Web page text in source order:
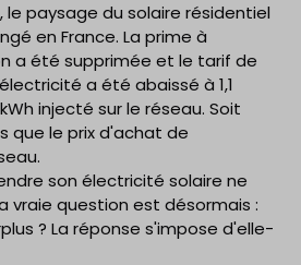
le paysage du solaire résidentiel
en France. La prime à
a été supprimée et le tarif de
a été abaissé à 1,1
injecté sur le réseau. Soit
que le prix d'achat de
son électricité solaire ne
vraie question est désormais :
? La réponse s'impose d'elle-